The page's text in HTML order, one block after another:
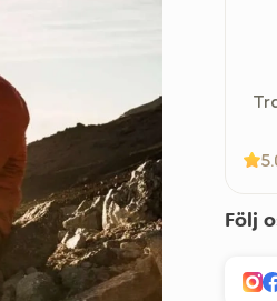
Україна (Українська)
Följ